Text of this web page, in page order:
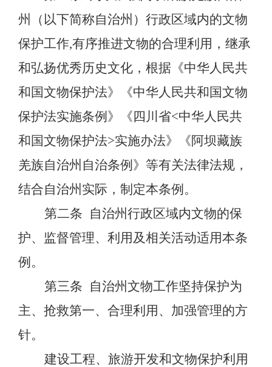
州（以下简称自治州）行政区域内的文物
保护工作,有序推进文物的合理利用，继承
和弘扬优秀历史文化，根据《中华人民共
和国文物保护法》《中华人民共和国文物
保护法实施条例》《四川省<中华人民共
和国文物保护法>实施办法》《阿坝藏族
羌族自治州自治条例》等有关法律法规，
结合自治州实际，制定本条例。
第二条
自治州行政区域内文物的保
护、监督管理、利用及相关活动适用本条
例。
第三条
自治州文物工作坚持保护为
主、抢救第一、合理利用、加强管理的方
针。
建设工程、旅游开发和文物保护利用